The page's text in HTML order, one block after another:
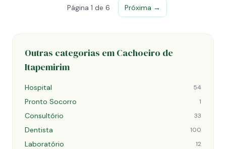
Página 1 de 6 Próxima →
Outras categorias em Cachoeiro de
Itapemirim
Hospital 54
Pronto Socorro 1
Consultório 33
Dentista 100
Laboratório 12